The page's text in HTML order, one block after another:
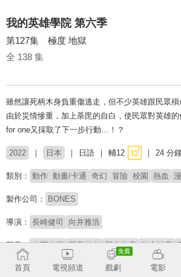
我的英雄學院 第六季
第127集 極度 地獄
全 138 集
雖然讓死柄木身負重傷逃走，但不少英雄跟民眾殞
由於災情慘重，加上荼毘的自白，使民眾對英雄的
for one又採取了下一步行動…！？
2022 日本 日語 輔12 24 分
類別： 動作 動畫/卡通 奇幻 冒險 校園 熱血
製作公司： BONES
導演： 長崎健司 向井雅浩
配音： 山下大輝 三宅健太 岡本信彦 佐倉綾音
井上麻里奈 細谷佳正 増田俊樹
桑野晃輔 真堂圭 喜多村英梨 西田雅一
首頁 電視頻道 戲劇 電影